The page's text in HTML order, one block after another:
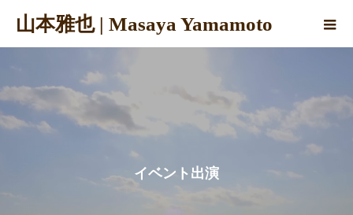
山本雅也 | Masaya Yamamoto
イベン ト 出演